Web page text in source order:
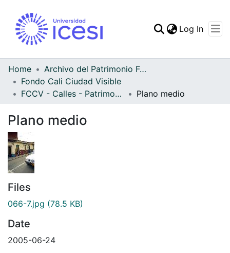
Log In
Home
Archivo del Patrimonio Fotográfico y Fílmico del Valle del Cauca
Fondo Cali Ciudad Visible
FCCV - Calles - Patrimonial
Plano medio
Plano medio
Files
066-7.jpg (78.5 KB)
Date
2005-06-24